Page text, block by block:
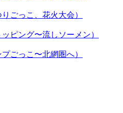
ごっこ、花火大会）
ピング〜流しソーメン）
ごっこ〜北網圏へ）